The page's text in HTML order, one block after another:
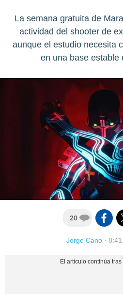
La semana gratuita de
actividad del shooter de
aunque el estudio necesita
en una base estable
20
Jorge Cano·